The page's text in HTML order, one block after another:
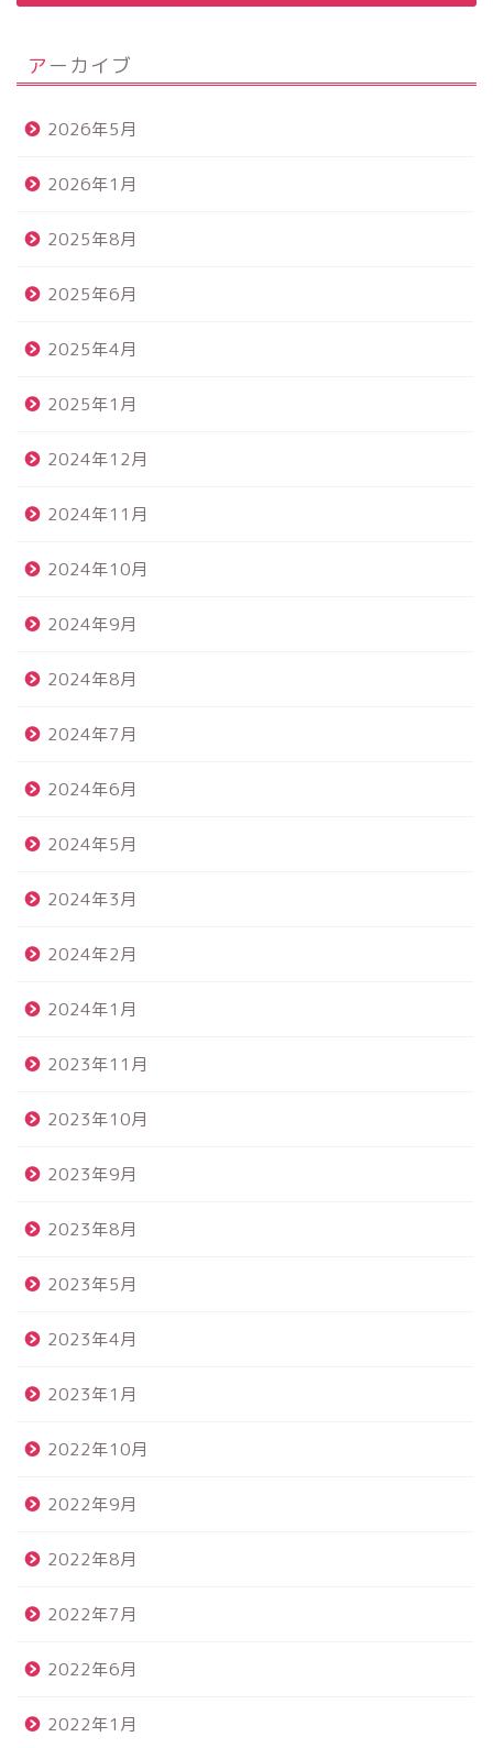
アーカイブ
2026年5月
2026年1月
2025年8月
2025年6月
2025年4月
2025年1月
2024年12月
2024年11月
2024年10月
2024年9月
2024年8月
2024年7月
2024年6月
2024年5月
2024年3月
2024年2月
2024年1月
2023年11月
2023年10月
2023年9月
2023年8月
2023年5月
2023年4月
2023年1月
2022年10月
2022年9月
2022年8月
2022年7月
2022年6月
2022年1月